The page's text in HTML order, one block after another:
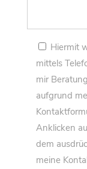
Please
leave
this
field
empty.
Hiermit
mittels
mir
aufgrund
Anklicken
dem
meine